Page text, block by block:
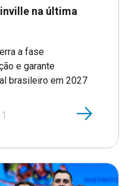
na última
a fase
e garante
brasileiro em 2027